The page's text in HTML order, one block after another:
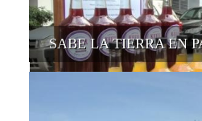
SABE LA TIERRA EN